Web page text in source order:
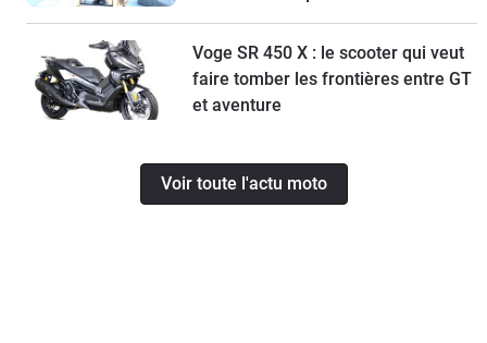
Voge SR 450 X : le scooter qui veut
faire tomber les frontières entre GT
et aventure
Voir toute l'actu moto